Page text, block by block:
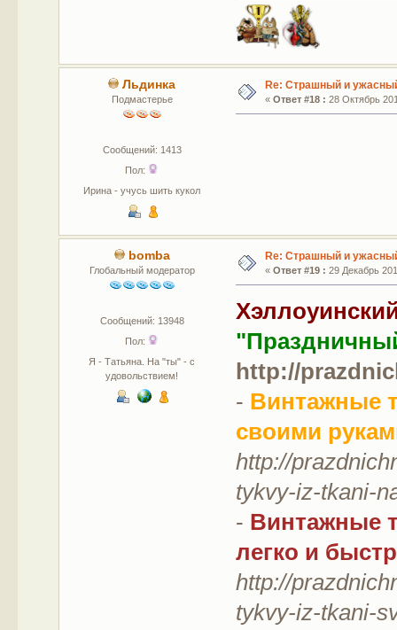
Льдинка
Подмастерье
Сообщений: 1413
Пол:
Ирина - учусь шить кукол
Re: Страшный и
« Ответ #18 : 28 Октябрь
bomba
Глобальный модератор
Сообщений: 13948
Пол:
Я - Татьяна. На "ты" - с
удовольствием!
Re: Страшный и
« Ответ #19 : 29 Декабрь
http://
- Винтажные
своими
http://
tykvy-iz-tkani-
- Винтажные
легко и
http://
tykvy-iz-tkani-